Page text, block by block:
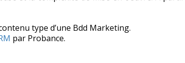
type d’une Bdd Marketing.
par Probance.